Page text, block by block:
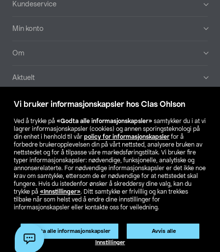
Vi bruker informasjonskapsler hos Clas Ohlson
Ved å trykke på «Godta alle informasjonskapsler» samtykker du i at vi
lagrer informasjonskapsler (cookies) og annen sporingsteknologi på
din enhet i henhold til vår policy for informasjonskapsler for å
forbedre brukeropplevelsen din på vårt nettsted, analysere bruken av
nettstedet og for å tilpasse våre markedsføringstiltak. Vi bruker fire
typer informasjonskapsler: nødvendige, funksjonelle, analytiske og
annonserelaterte. For nødvendige informasjonskapsler er det ikke noe
krav om samtykke, ettersom de er nødvendige for at nettstedet skal
fungere. Hvis du istedenfor ønsker å skreddersy dine valg, kan du
trykke på «Innstillinger». Ditt samtykke er frivillig og kan trekkes
tilbake når som helst ved å endre dine innstillinger for
informasjonskapsler eller kontakte oss for veiledning.
Godta alle informasjonskapsler Avvis alle
Innstillinger
Produktet har utgått
Artikkelnr.:31-2290-2
Kundeservice
Min konto
Om
Aktuelt
Våre selskaper
Finn din butikk
SE NO FI
Endre til priser ekskl. moms